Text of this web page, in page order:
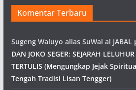
Komentar Terbaru
Sugeng Waluyo alias SuWal al JABAL
DAN JOKO SEGER: SEJARAH
TERTULIS (Mengungkap Jejak
Tengah Tradisi Lisan Tengger)